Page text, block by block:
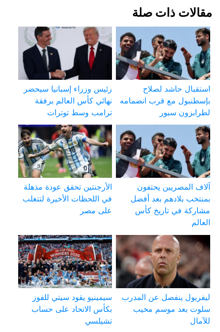
مقالات ذات صلة
استقبال حاشد لصلاح
بإسطنبول مع قرب انضمامه
لطرابزون سبور
رئيس وزراء إسبانيا سيحضر
نهائي كأس العالم برفقة
ترامب وسط توترات
آلاف المصريين يحتفون
بمنتخب بلادهم بعد أفضل
مشاركة في تاريخ كأس
العالم
الأرجنتين تحقق عودة مذهلة
في اللحظات الأخيرة لتتغلب
على مصر
ليفربول ينفصل عن المدرب
سلوت بعد موسم مخيب
للآمال
سيمينيو يقود سيتي للفوز
بكأس الاتحاد على حساب
تشيلسي